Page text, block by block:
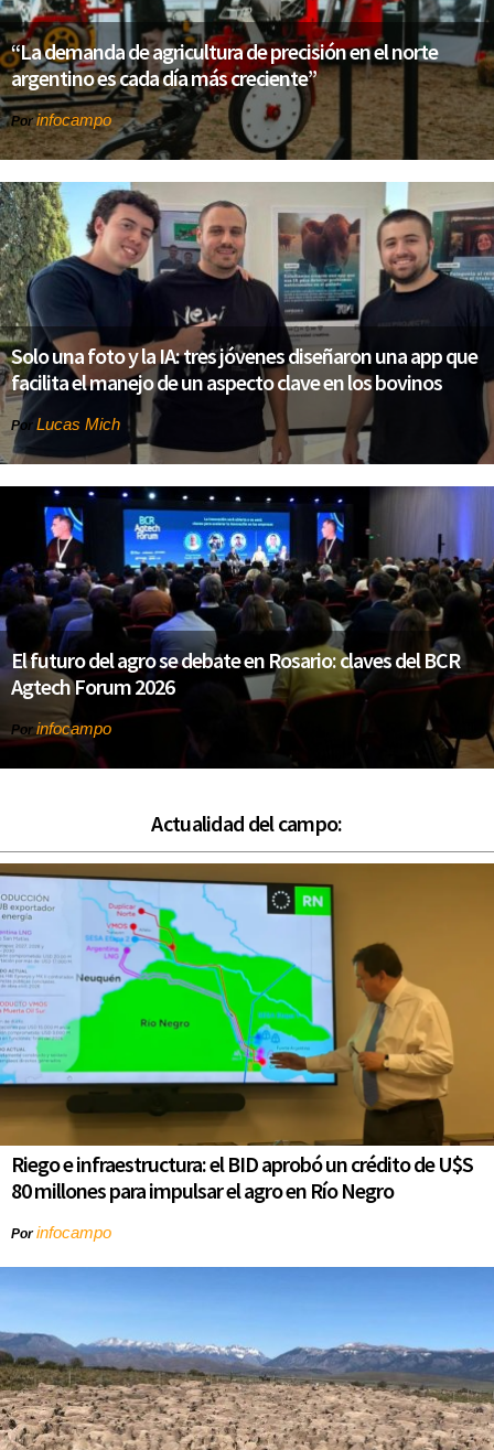
“La demanda de agricultura de precisión en el norte
argentino es cada día más creciente”
Porinfocampo
Solo una foto y la IA: tres jóvenes diseñaron una app que
facilita el manejo de un aspecto clave en los bovinos
Por Lucas Mich
El futuro del agro se debate en Rosario: claves del BCR
Agtech Forum 2026
Por infocampo
Actualidad del campo:
Riego e infraestructura: el BID aprobó un crédito de U$S
80 millones para impulsar el agro en Río Negro
Porinfocampo